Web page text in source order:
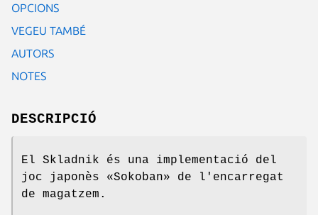
OPCIONS
VEGEU TAMBÉ
AUTORS
NOTES
DESCRIPCIÓ
El Skladnik és una implementació del
joc japonès «Sokoban» de l'encarregat
de magatzem.